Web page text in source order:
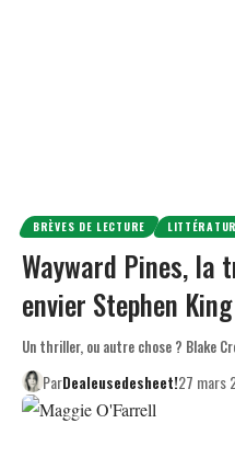
BRÈVES DE LECTURE
Wayward Pines, la
envier Stephen King
Un thriller, ou autre chose ? Blake
ParDealeusedesheet!27 mars